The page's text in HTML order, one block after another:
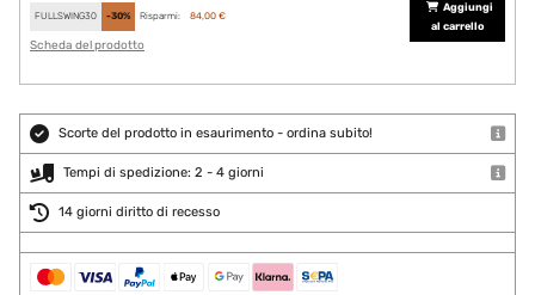
FULLSWING30 -30% Risparmi: 84,00 €
Scheda del prodotto
Aggiungi
al carrello
Scorte del prodotto in esaurimento - ordina subito!
Tempi di spedizione: 2 - 4 giorni
14 giorni diritto di recesso